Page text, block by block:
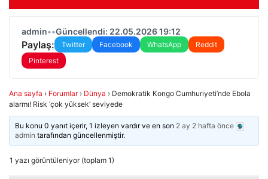
admin••Güncellendi: 22.05.2026 19:12
Paylaş: Twitter Facebook WhatsApp
Reddit
Pinterest
Ana sayfa › Forumlar › Dünya › Demokratik Kongo Cumhuriyeti’nde Ebola
alarmı! Risk ‘çok yüksek’ seviyede
Bu konu 0 yanıt içerir, 1 izleyen vardır ve en son 2 ay 2 hafta önce
admin tarafından güncellenmiştir.
1 yazı görüntüleniyor (toplam 1)